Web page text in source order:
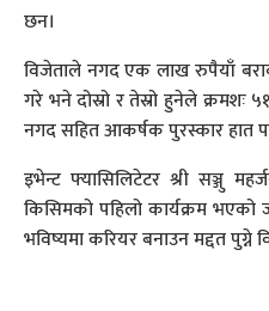
छन।
विजेताले नगद एक लाख रुपैयाँ
गरे भने दोस्रो र तेस्रो हुनेले क्रमशः
नगद सहित आकर्षक पुरस्कार हात
इभेन्ट फ्यासिलिटेटर श्री सञ्जु
किसिमको पहिलो कार्यक्रम
भविष्यमा करियर बनाउन मद्दत पुग्ने